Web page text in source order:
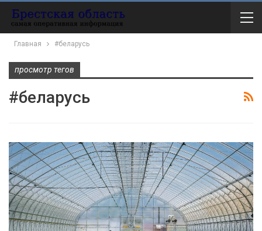
Главная #беларусь
просмотр тегов
#беларусь